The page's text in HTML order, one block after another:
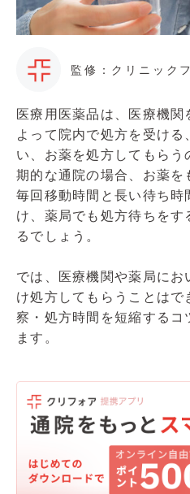
監修：クリニック
医療用医薬品は、医療機
よって院内で処方を受け
い、お薬を処方してもら
期的な通院の場合、お薬を
毎回移動時間と長い待ち時
け、薬局でも処方待ちを
るでしょう。
では、医療機関や薬局に
け処方してもらうことはで
察・処方時間を短縮するコ
ます。